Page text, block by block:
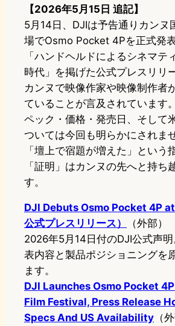
【2026年5月15日 追記】
5月14日、DJIは予告通りカンヌ
場でOsmo Pocket 4Pを正式発表
「ハンドヘルドによるシネマテ
時代」を掲げた公式プレスリリ
カンヌで映像作家や映像制作者
ていることが言及されています
ペック・価格・発売日、そして
ついては今回も明らかにされま
「壇上で宿題が増えた」という
「証明」はカンヌの先へと持ち
す。
DJI Debuts Osmo Pocket 4P
公式プレスリリース）
（外部）
2026年5月14日付のDJI公式声
表内容と製品ポジショニングを
ます。
DJI Launches Osmo Pocket
Film Festival, Press Release
Specs And US Availability （